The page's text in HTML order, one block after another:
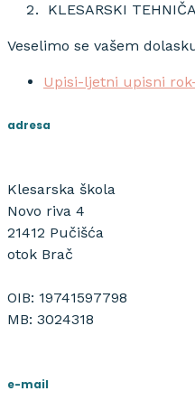
KLESARSKI
Veselimo se vašem
Upisi-ljetni upisni
adresa
Klesarska škola
Novo riva 4
21412 Pučišća
otok Brač
OIB: 19741597798
MB: 3024318
e-mail